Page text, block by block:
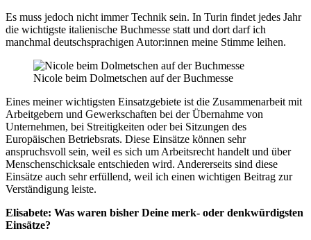
Es muss jedoch nicht immer Technik sein. In Turin findet jedes Jahr
die wichtigste italienische Buchmesse statt und dort darf ich
manchmal deutschsprachigen Autor:innen meine Stimme leihen.
Nicole beim Dolmetschen auf der Buchmesse
Eines meiner wichtigsten Einsatzgebiete ist die Zusammenarbeit mit
Arbeitgebern und Gewerkschaften bei der Übernahme von
Unternehmen, bei Streitigkeiten oder bei Sitzungen des
Europäischen Betriebsrats. Diese Einsätze können sehr
anspruchsvoll sein, weil es sich um Arbeitsrecht handelt und über
Menschenschicksale entschieden wird. Andererseits sind diese
Einsätze auch sehr erfüllend, weil ich einen wichtigen Beitrag zur
Verständigung leiste.
Elisabete: Was waren bisher Deine merk- oder denkwürdigsten
Einsätze?